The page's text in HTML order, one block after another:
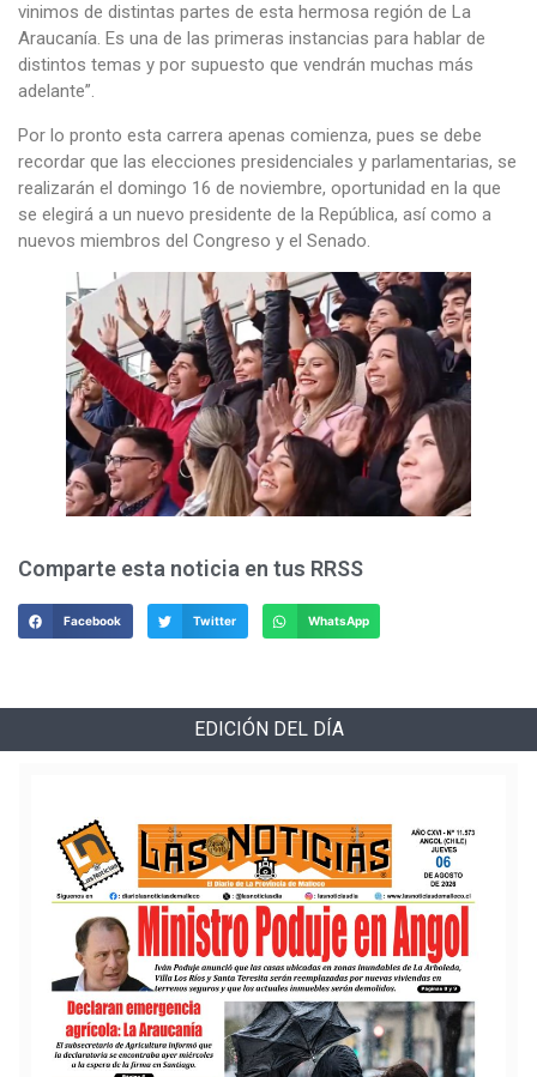
vinimos de distintas partes de esta hermosa región de La
Araucanía. Es una de las primeras instancias para hablar de
distintos temas y por supuesto que vendrán muchas más
adelante”.
Por lo pronto esta carrera apenas comienza, pues se debe
recordar que las elecciones presidenciales y parlamentarias, se
realizarán el domingo 16 de noviembre, oportunidad en la que
se elegirá a un nuevo presidente de la República, así como a
nuevos miembros del Congreso y el Senado.
Comparte esta noticia en tus RRSS
Facebook Twitter WhatsApp
EDICIÓN DEL DÍA